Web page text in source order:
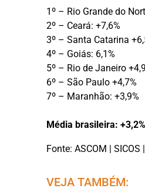
1º – Rio Grande do
2º – Ceará: +7,6%
3º – Santa Catarina
4º – Goiás: 6,1%
5º – Rio de Janeiro
6º – São Paulo +4,7%
7º – Maranhão: +3,9%
Média brasileira: +3,2%
Fonte: ASCOM | SICOS
VEJA TAMBÉM: